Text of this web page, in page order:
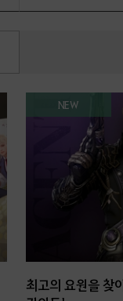
NEW
최고의 요원을 찾